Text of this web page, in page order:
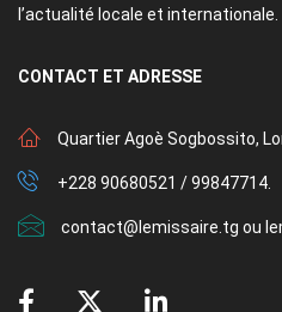
l’actualité locale et internationale.
CONTACT ET ADRESSE
Quartier Agoè Sogbossito,
+228 90680521 / 99847714.
contact@lemissaire.tg ou